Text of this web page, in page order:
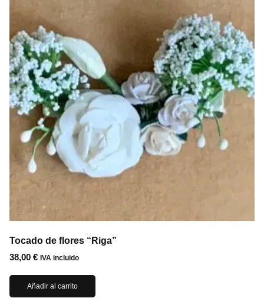
Tocado de flores “Riga”
38,00 € IVA incluido
Añadir al carrito